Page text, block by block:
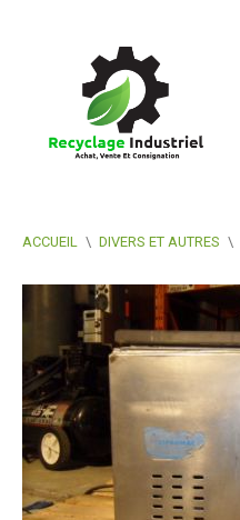
ACCUEIL \ DIVERS ET AUTRES \